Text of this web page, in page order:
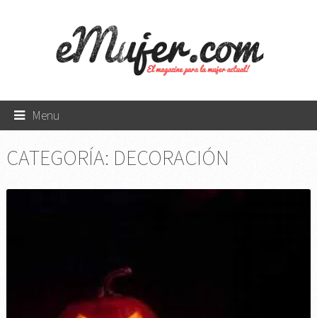
Menu
CATEGORÍA: DECORACIÓN